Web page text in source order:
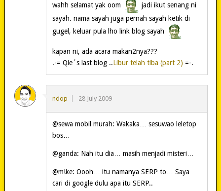
wahh selamat yak oom
jadi ikut senang ni
sayah. nama sayah juga pernah sayah ketik di
gugel, keluar pula lho link blog sayah
kapan ni, ada acara makan2nya???
.-= Qie´s last blog ..Libur telah tiba (part 2) =-.
ndop 28 July 2009
@sewa mobil murah: Wakaka… sesuwao leletop
bos…
@ganda: Nah itu dia… masih menjadi misteri…
@m!ke: Oooh… itu namanya SERP to… Saya
cari di google dulu apa itu SERP..